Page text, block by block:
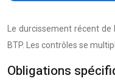
Le durcissement récent
BTP. Les contrôles se
Obligations